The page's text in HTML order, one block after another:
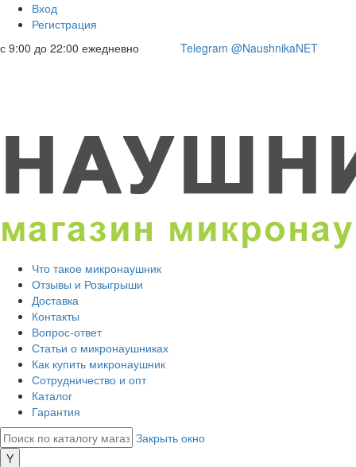
Вход
Регистрация
с 9:00 до 22:00 ежедневно
Telegram @NaushnikaNET
Что такое микронаушник
Отзывы и Розыгрыши
Доставка
Контакты
Вопрос-ответ
Статьи о микронаушниках
Как купить микронаушник
Сотрудничество и опт
Каталог
Гарантия
Закрыть окно